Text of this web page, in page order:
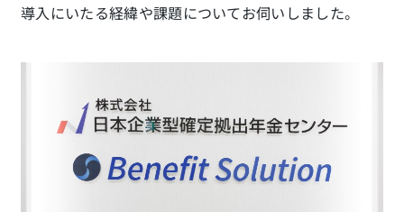
導入にいたる経緯や課題についてお伺いしました。